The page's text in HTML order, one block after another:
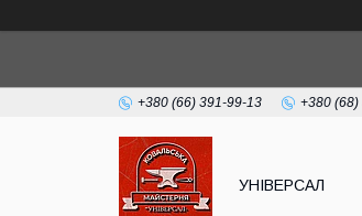
+380 (66) 391-99-13 +380
УНІВЕРСАЛ